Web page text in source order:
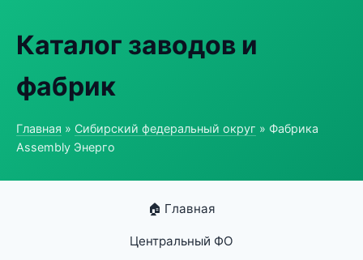
Каталог заводов и
фабрик
Главная » Сибирский федеральный округ » Фабрика
Assembly Энерго
🏠 Главная
Центральный ФО